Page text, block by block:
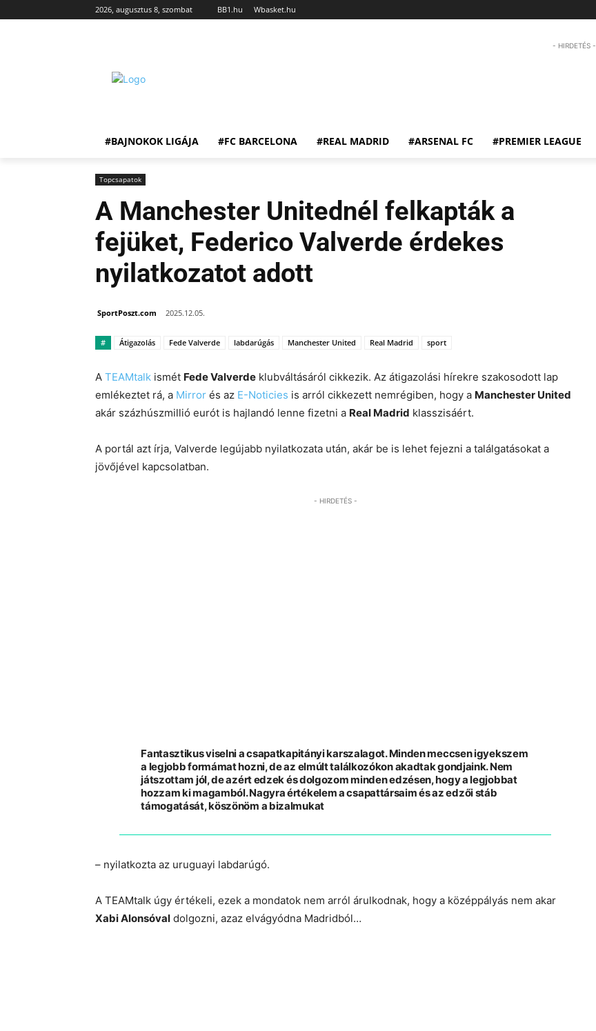
2026, augusztus 8, szombat BB1.hu Wbasket.hu
- HIRDETÉS -
#BAJNOKOK LIGÁJA #FC BARCELONA #REAL MADRID #ARSENAL FC #PREMIER LEAGUE
Topcsapatok
A Manchester Unitednél felkapták a
fejüket, Federico Valverde érdekes
nyilatkozatot adott
SportPoszt.com 2025.12.05.
# Átigazolás Fede Valverde labdarúgás Manchester United Real Madrid sport
A TEAMtalk ismét Fede Valverde klubváltásáról cikkezik. Az átigazolási hírekre szakosodott lap
emlékeztet rá, a Mirror és az E-Noticies is arról cikkezett nemrégiben, hogy a Manchester United
akár százhúszmillió eurót is hajlandó lenne fizetni a Real Madrid klasszisáért.
A portál azt írja, Valverde legújabb nyilatkozata után, akár be is lehet fejezni a találgatásokat a
jövőjével kapcsolatban.
- HIRDETÉS -
Fantasztikus viselni a csapatkapitányi karszalagot. Minden meccsen igyekszem
a legjobb formámat hozni, de az elmúlt találkozókon akadtak gondjaink. Nem
játszottam jól, de azért edzek és dolgozom minden edzésen, hogy a legjobbat
hozzam ki magamból. Nagyra értékelem a csapattársaim és az edzői stáb
támogatását, köszönöm a bizalmukat
– nyilatkozta az uruguayi labdarúgó.
A TEAMtalk úgy értékeli, ezek a mondatok nem arról árulkodnak, hogy a középpályás nem akar
Xabi Alonsóval dolgozni, azaz elvágyódna Madridból…